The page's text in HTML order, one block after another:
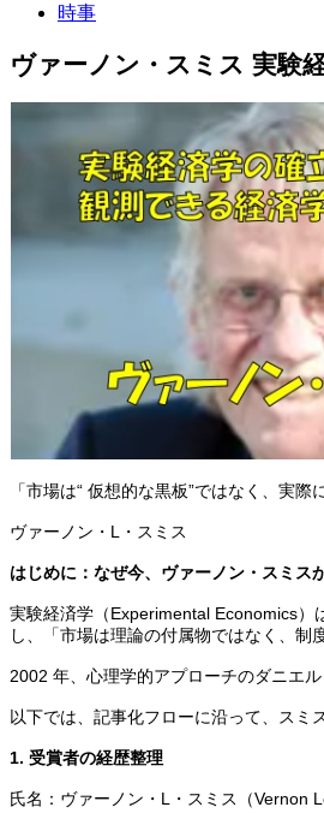
時事
ヴァーノン・スミス 実験
「市場は“ 仮想的な黒板”ではなく、実
ヴァーノン・L・スミス
はじめに：なぜ今、ヴァーノン・スミス
実験経済学（Experimental Economics）
し、「市場は理論の付属物ではなく、制
2002 年、心理学的アプローチのダニエ
以下では、記事化フローに沿って、スミ
1. 受賞者の経歴整理
氏名：ヴァーノン・L・スミス（Vernon